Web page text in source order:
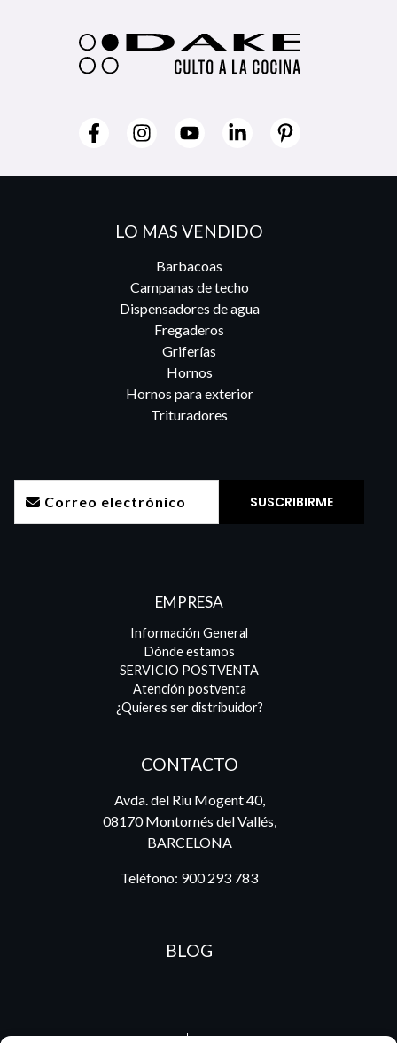
LO MAS VENDIDO
Barbacoas
Campanas de techo
Dispensadores de agua
Fregaderos
Griferías
Hornos
Hornos para exterior
Trituradores
EMPRESA
Información General
Dónde estamos
SERVICIO POSTVENTA
Atención postventa
¿Quieres ser distribuidor?
CONTACTO
Avda. del Riu Mogent 40,
08170 Montornés del Vallés,
BARCELONA
Teléfono: 900 293 783
BLOG